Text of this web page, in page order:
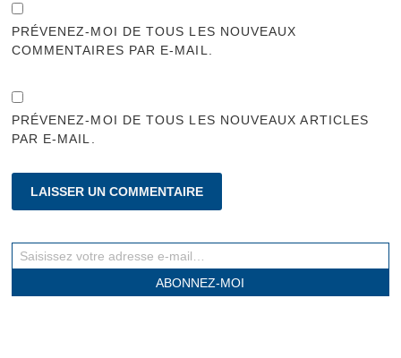
PRÉVENEZ-MOI DE TOUS LES NOUVEAUX
COMMENTAIRES PAR E-MAIL.
PRÉVENEZ-MOI DE TOUS LES NOUVEAUX ARTICLES
PAR E-MAIL.
Saisissez votre adresse e-mail…
ABONNEZ-MOI